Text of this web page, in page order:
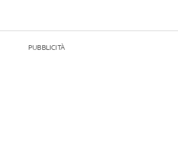
PUBBLICITÀ